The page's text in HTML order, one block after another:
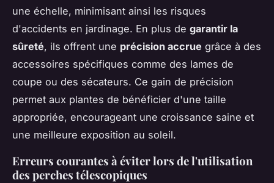
une échelle, minimisant ainsi les risques
d'accidents en jardinage. En plus de garantir la
sûreté, ils offrent une précision accrue grâce à des
accessoires spécifiques comme des lames de
coupe ou des sécateurs. Ce gain de précision
permet aux plantes de bénéficier d'une taille
appropriée, encourageant une croissance saine et
une meilleure exposition au soleil.
Erreurs courantes à éviter lors de l'utilisation
des perches télescopiques